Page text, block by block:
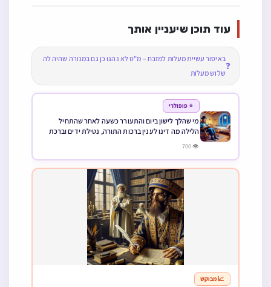
עוד תוכן שיעניין אותך
❓
באיסור עשיית מעלות למזבח – מ"ט לא נהגו כן גם במנורה שהיה לה
שלוש מעלות
⭐ פופולרי
מי שהלך לישון ביום והתעורר כשעה לאחר שהתחיל
הלילה מה דינו לענין ברכות התורה, נטילת ידים וברכת
👁 700
📈 מבוקש